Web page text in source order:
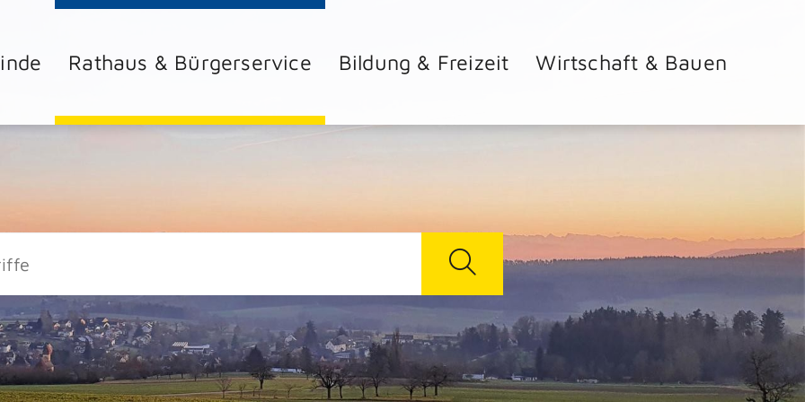
Rathaus & Bürgerservice Bildung & Freizeit Wirtschaft & Bauen